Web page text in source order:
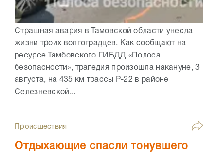
Страшная авария в Тамовской области унесла
жизни троих волгоградцев. Как сообщают на
ресурсе Тамбовского ГИБДД «Полоса
безопасности», трагедия произошла накануне, 3
августа, на 435 км трассы Р-22 в районе
Селезневской...
Происшествия
Отдыхающие спасли тонувшего